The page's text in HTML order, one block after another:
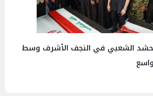
الشعبي في النجف الأشرف وسط